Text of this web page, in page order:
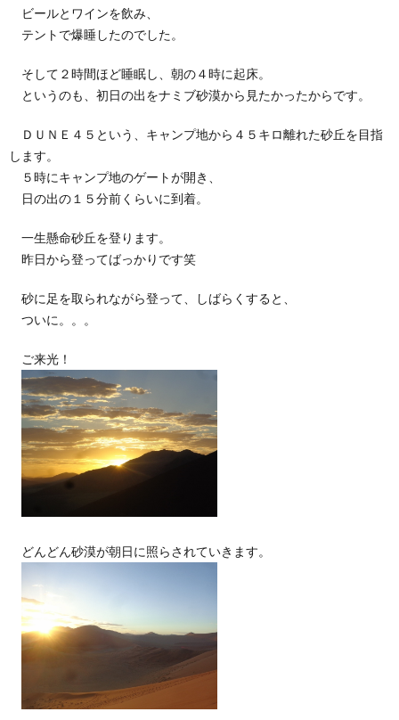
ビールとワインを飲み、
テントで爆睡したのでした。
そして２時間ほど睡眠し、朝の４時に起床。
というのも、初日の出をナミブ砂漠から見たかったからです。
ＤＵＮＥ４５という、キャンプ地から４５キロ離れた砂丘を目指
します。
５時にキャンプ地のゲートが開き、
日の出の１５分前くらいに到着。
一生懸命砂丘を登ります。
昨日から登ってばっかりです笑
砂に足を取られながら登って、しばらくすると、
ついに。。。
ご来光！
どんどん砂漠が朝日に照らされていきます。